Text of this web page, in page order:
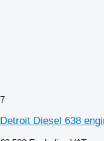
7
Detroit Diesel 638